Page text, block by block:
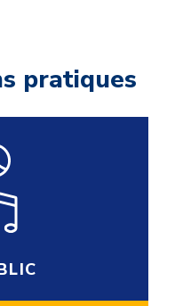
pratiques